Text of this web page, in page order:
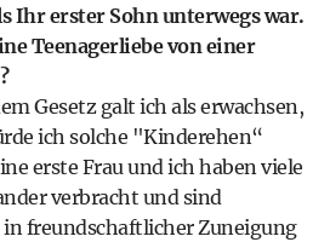
Ihr erster Sohn unterwegs war.
Teenagerliebe von einer
Gesetz galt ich als erwachsen,
ich solche "Kinderehen“
erste Frau und ich haben viele
verbracht und sind
freundschaftlicher Zuneigung